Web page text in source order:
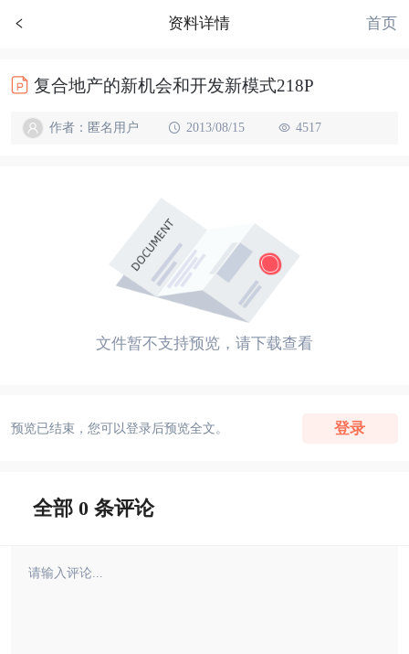
资料详情 首页
复合地产的新机会和开发新模式218P
作者：匿名用户 2013/08/15 4517
文件暂不支持预览，请下载查看
预览已结束，您可以登录后预览全文。 登录
全部 0 条评论